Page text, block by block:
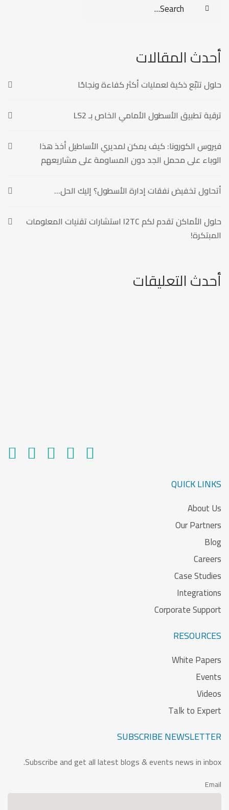
أحدث المقالات
حلول تتبّع ذكية لعمليات أكثر كفاءة ونجاحًا
ترقية تطبيق الأسطول الأمامي الخاص بـ LS2
فيروس الكورونا: كيف يمكن لمديري الأساطيل أخذ هذا
الوباء على محمل الجد دون المساومة على مشاريعهم
أتحاول تخفيض نفقات إدارة الأسطول؟ إليك الحل…
حلول الأماكن تقدم لكم I2TC استشارات تقنيات المعلومات
المبتكرة!
أحدث التعليقات
QUICK LINKS
About Us
Our Partners
Blog
Careers
Case Studies
Integrations
Corporate Support
RESOURCES
White Papers
Events
Videos
Talk to Expert
SUBSCRIBE NEWSLETTER
Subscribe and get all latest blogs & events news in inbox.
Email